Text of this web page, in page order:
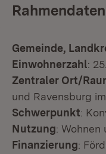
Rahmendaten
Gemeinde,
Einwohnerzahl:
Zentraler Ort/
und Ravensburg
Schwerpunkt:
Nutzung: Wohnen
Finanzierung: